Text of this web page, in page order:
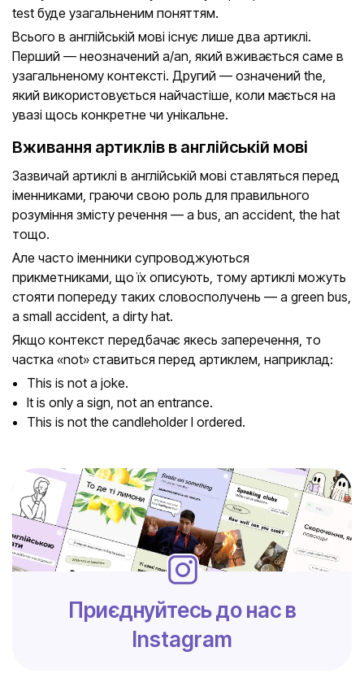
test буде узагальненим поняттям.
Всього в англійській мові існує лише два артиклі.
Перший — неозначений a/an, який вживається саме в
узагальненому контексті. Другий — означений the,
який використовується найчастіше, коли мається на
увазі щось конкретне чи унікальне.
Вживання артиклів в англійській мові
Зазвичай артиклі в англійській мові ставляться перед
іменниками, граючи свою роль для правильного
розуміння змісту речення — a bus, an accident, the hat
тощо.
Але часто іменники супроводжуються
прикметниками, що їх описують, тому артиклі можуть
стояти попереду таких словосполучень — a green bus,
a small accident, a dirty hat.
Якщо контекст передбачає якесь заперечення, то
частка «not» ставиться перед артиклем, наприклад:
This is not a joke.
It is only a sign, not an entrance.
This is not the candleholder I ordered.
Приєднуйтесь до нас в
Instagram